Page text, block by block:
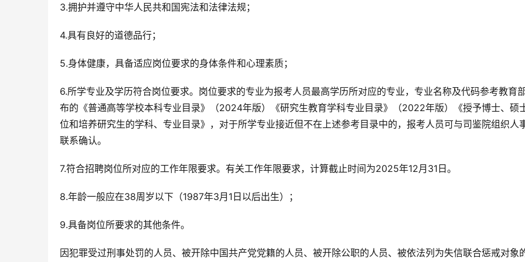
3.拥护并遵守中华人民共和国宪法和法律法规；
4.具有良好的道德品行；
5.身体健康，具备适应岗位要求的身体条件和心理素质；
6.所学专业及学历符合岗位要求。岗位要求的专业为报考人员最高学历所对应的专业，专业名称及代码参考教育
布的《普通高等学校本科专业目录》（2024年版）《研究生教育学科专业目录》（2022年版）《授予博士、硕
位和培养研究生的学科、专业目录》，对于所学专业接近但不在上述参考目录中的，报考人员可与司鉴院组织人
联系确认。
7.符合招聘岗位所对应的工作年限要求。有关工作年限要求，计算截止时间为2025年12月31日。
8.年龄一般应在38周岁以下（1987年3月1日以后出生）；
9.具备岗位所要求的其他条件。
因犯罪受过刑事处罚的人员、被开除中国共产党党籍的人员、被开除公职的人员、被依法列为失信联合惩戒对象